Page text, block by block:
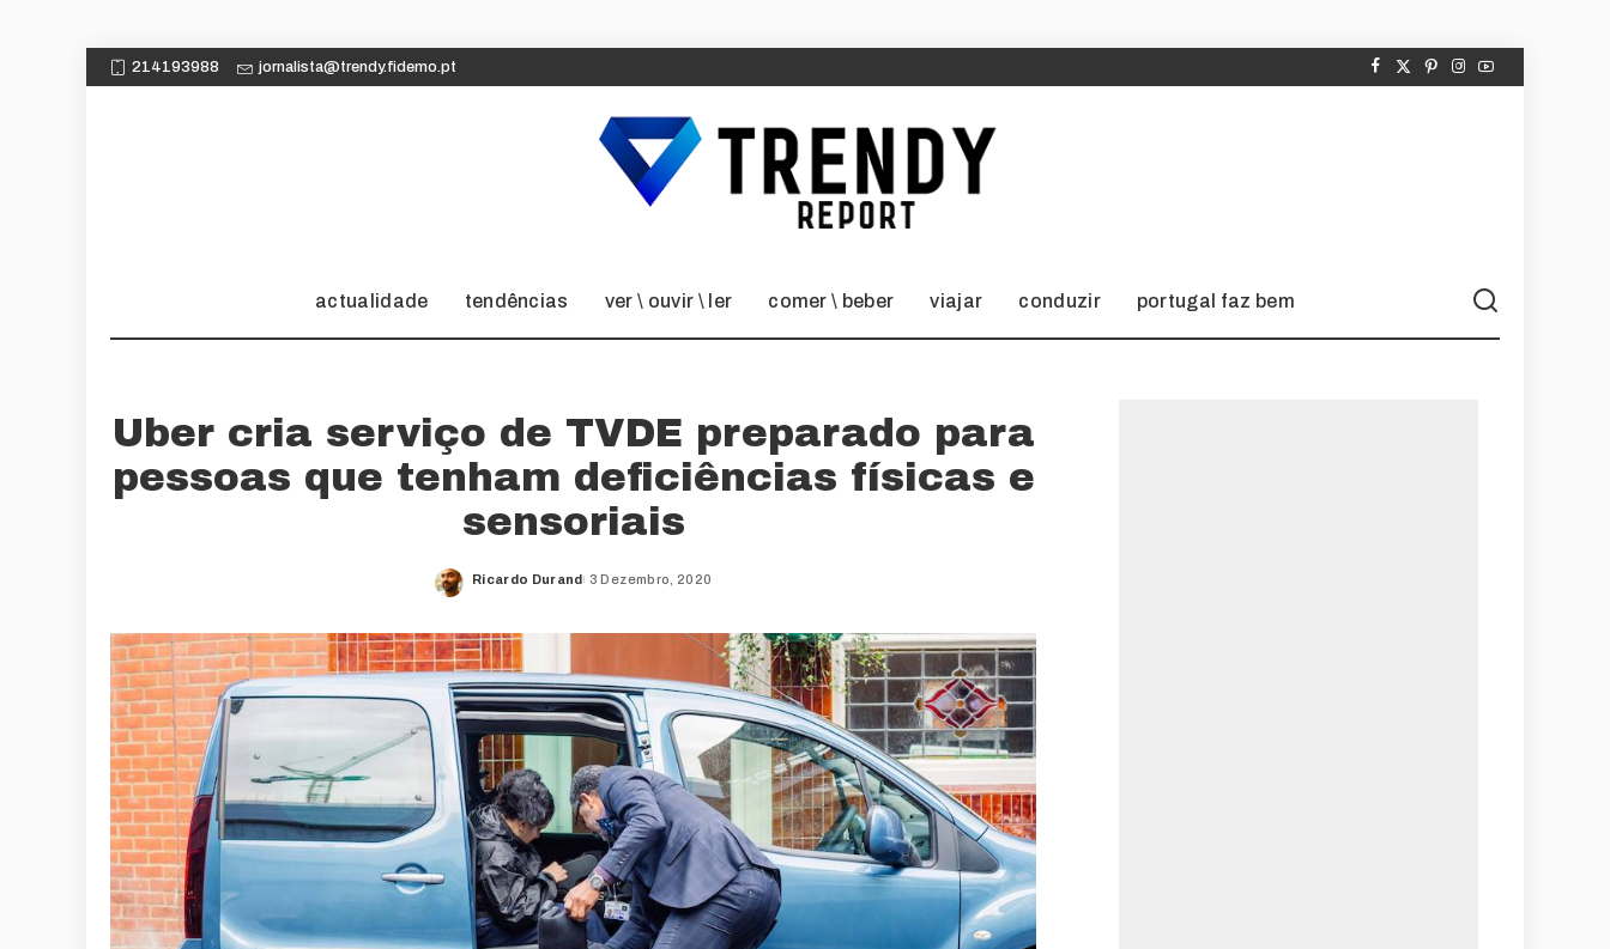
214193988 jornalista@trendy.fidemo.pt
actualidade tendências ver \ ouvir \ ler comer \ beber viajar conduzir portugal faz bem
Uber cria serviço de TVDE preparado para
pessoas que tenham deficiências físicas e
sensoriais
Posted
Ricardo Durand 3 Dezembro, 2020